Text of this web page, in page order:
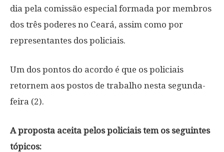
dia pela comissão especial formada por membros
dos três poderes no Ceará, assim como por
representantes dos policiais.
Um dos pontos do acordo é que os policiais
retornem aos postos de trabalho nesta segunda-
feira (2).
A proposta aceita pelos policiais tem os seguintes
tópicos: